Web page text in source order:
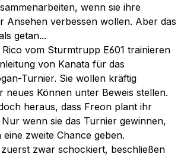
wenn sie ihre
Ansehen verbessen wollen. Aber das
getan...
vom Sturmtrupp E601 trainieren
von Kanata für das
Turnier. Sie wollen kräftig
neues Können unter Beweis stellen.
heraus, dass Freon plant ihr
wenn sie das Turnier gewinnen,
zweite Chance geben.
zwar schockiert, beschließen